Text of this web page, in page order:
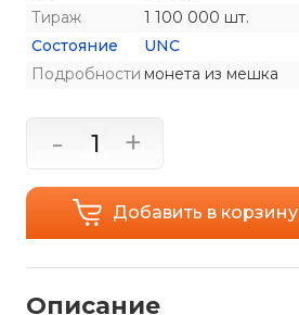
Тираж
1 100 000 шт.
Состояние
UNC
Подробности монета из мешка
- +
Добавить в корзину
Описание